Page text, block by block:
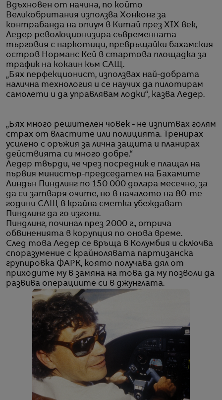
Вдъхновен от начина, по който
Великобритания използва Хонконг за
контрабанда на опиум в Китай през XIX век,
Ледер революционизира съвременната
търговия с наркотици, превръщайки бахамския
остров Норманс Кей в стартова площадка за
трафик на кокаин към САЩ.
„Бях перфекционист, използвах най-добрата
налична технология и се научих да пилотирам
самолети и да управлявам лодки“, казва Ледер.
„Бях много решителен човек - не изпитвах голям
страх от властите или полицията. Тренирах
усилено с оръжия за лична защита и планирах
действията си много добре.“
Ледер твърди, че чрез посредник е плащал на
първия министър-председател на Бахамите
Линдън Пиндлинг по 150 000 долара месечно, за
да си затваря очите, но в началото на 80-те
години САЩ в крайна сметка убеждават
Пиндлинг да го изгони.
Пиндлинг, починал през 2000 г., отрича
обвиненията в корупция по онова време.
След това Ледер се връща в Колумбия и сключва
споразумение с крайнолявата партизанска
групировка ФАРК, която получава дял от
приходите му в замяна на това да му позволи да
развива операциите си в джунглата.